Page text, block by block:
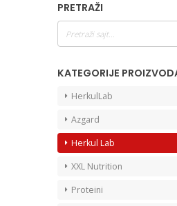
PRETRAŽI
KATEGORIJE
HerkulLab
Azgard
Herkul Lab
XXL Nutrition
Proteini